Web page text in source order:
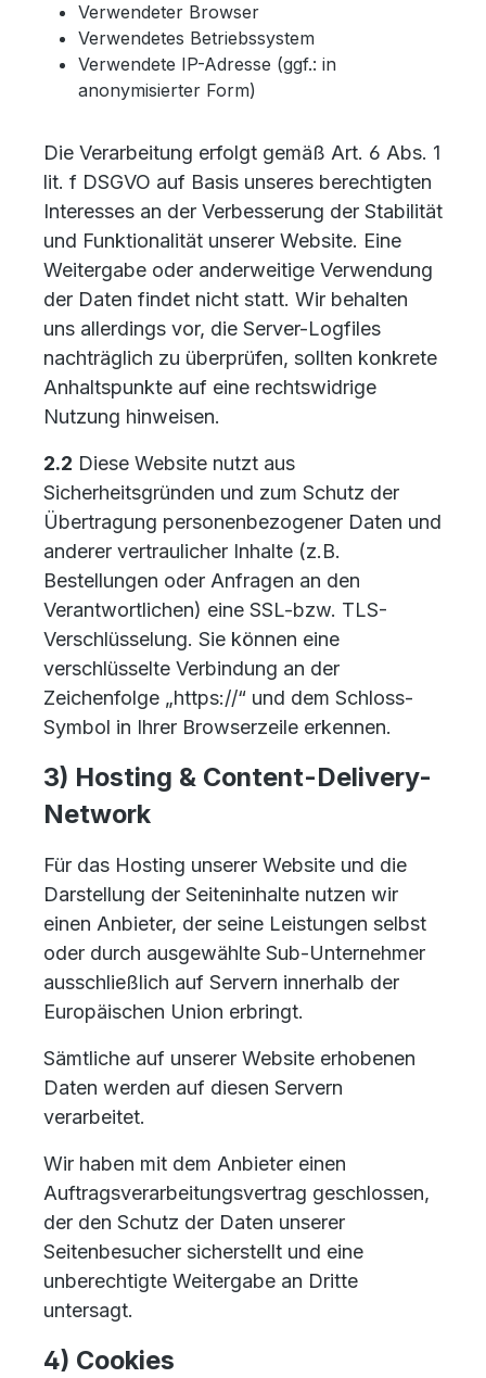
Verwendeter Browser
Verwendetes Betriebssystem
Verwendete IP-Adresse (ggf.: in
anonymisierter Form)
Die Verarbeitung erfolgt gemäß Art. 6 Abs. 1
lit. f DSGVO auf Basis unseres berechtigten
Interesses an der Verbesserung der Stabilität
und Funktionalität unserer Website. Eine
Weitergabe oder anderweitige Verwendung
der Daten findet nicht statt. Wir behalten
uns allerdings vor, die Server-Logfiles
nachträglich zu überprüfen, sollten konkrete
Anhaltspunkte auf eine rechtswidrige
Nutzung hinweisen.
2.2 Diese Website nutzt aus
Sicherheitsgründen und zum Schutz der
Übertragung personenbezogener Daten und
anderer vertraulicher Inhalte (z.B.
Bestellungen oder Anfragen an den
Verantwortlichen) eine SSL-bzw. TLS-
Verschlüsselung. Sie können eine
verschlüsselte Verbindung an der
Zeichenfolge „https://“ und dem Schloss-
Symbol in Ihrer Browserzeile erkennen.
3) Hosting & Content-Delivery-
Network
Für das Hosting unserer Website und die
Darstellung der Seiteninhalte nutzen wir
einen Anbieter, der seine Leistungen selbst
oder durch ausgewählte Sub-Unternehmer
ausschließlich auf Servern innerhalb der
Europäischen Union erbringt.
Sämtliche auf unserer Website erhobenen
Daten werden auf diesen Servern
verarbeitet.
Wir haben mit dem Anbieter einen
Auftragsverarbeitungsvertrag geschlossen,
der den Schutz der Daten unserer
Seitenbesucher sicherstellt und eine
unberechtigte Weitergabe an Dritte
untersagt.
4) Cookies